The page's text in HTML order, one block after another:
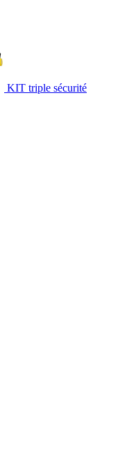
KIT triple sécurité